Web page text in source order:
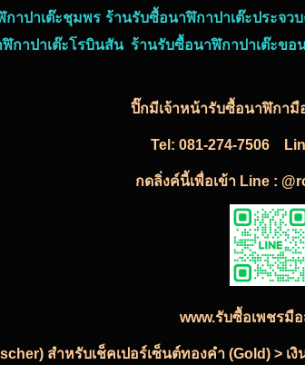
าปาเต๊ะชุมพร ร้านรับซื้อนาฬิกาปาเต๊ะประจ
กาปาเต๊ะโรบินสัน ร้านรับซื้อนาฬิกาปาเต๊ะข
ปิ๊กมีเจ้าหน้ารับซื้อนาฬิกามื
Tel: 081-274-7506
กดลิ่งค์นี้เพื่อเข้า Line :
www.รับซื้อเพชรมื
สำหรับเช็คเปอร์เซ็นต์ทองคำ (Gold) >